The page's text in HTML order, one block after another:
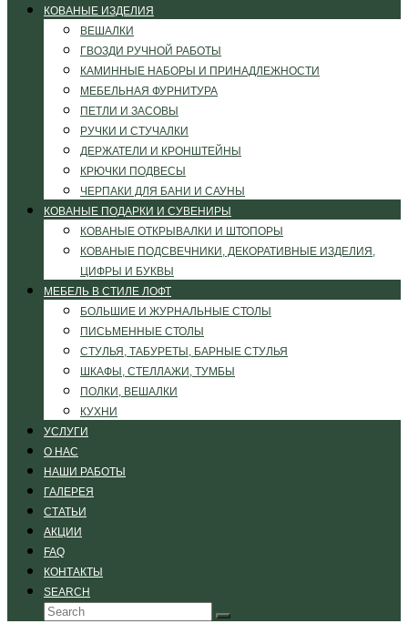
КОВАНЫЕ ИЗДЕЛИЯ
ВЕШАЛКИ
ГВОЗДИ РУЧНОЙ РАБОТЫ
КАМИННЫЕ НАБОРЫ И ПРИНАДЛЕЖНОСТИ
МЕБЕЛЬНАЯ ФУРНИТУРА
ПЕТЛИ И ЗАСОВЫ
РУЧКИ И СТУЧАЛКИ
ДЕРЖАТЕЛИ И КРОНШТЕЙНЫ
КРЮЧКИ ПОДВЕСЫ
ЧЕРПАКИ ДЛЯ БАНИ И САУНЫ
КОВАНЫЕ ПОДАРКИ И СУВЕНИРЫ
КОВАНЫЕ ОТКРЫВАЛКИ И ШТОПОРЫ
КОВАНЫЕ ПОДСВЕЧНИКИ, ДЕКОРАТИВНЫЕ ИЗДЕЛИЯ,
ЦИФРЫ И БУКВЫ
МЕБЕЛЬ В СТИЛЕ ЛОФТ
БОЛЬШИЕ И ЖУРНАЛЬНЫЕ СТОЛЫ
ПИСЬМЕННЫЕ СТОЛЫ
СТУЛЬЯ, ТАБУРЕТЫ, БАРНЫЕ СТУЛЬЯ
ШКАФЫ, СТЕЛЛАЖИ, ТУМБЫ
ПОЛКИ, ВЕШАЛКИ
КУХНИ
УСЛУГИ
О НАС
НАШИ РАБОТЫ
ГАЛЕРЕЯ
СТАТЬИ
АКЦИИ
FAQ
КОНТАКТЫ
SEARCH
Search
Submit